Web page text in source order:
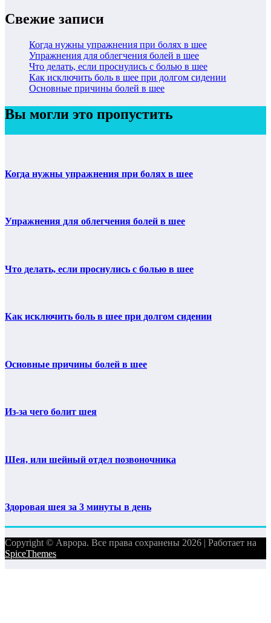
Свежие записи
Когда нужны упражнения при болях в шее
Упражнения для облегчения болей в шее
Что делать, если проснулись с болью в шее
Как исключить боль в шее при долгом сидении
Основные причины болей в шее
Вы могли это пропустить
Когда нужны упражнения при болях в шее
Упражнения для облегчения болей в шее
Что делать, если проснулись с болью в шее
Как исключить боль в шее при долгом сидении
Основные причины болей в шее
Из-за чего болит шея
Шея, или шейный отдел позвоночника
Здоровая шея за 3 минуты в день
Copyright © Аврора. Все права сохранены 2026 | Работает на
SpiceThemes